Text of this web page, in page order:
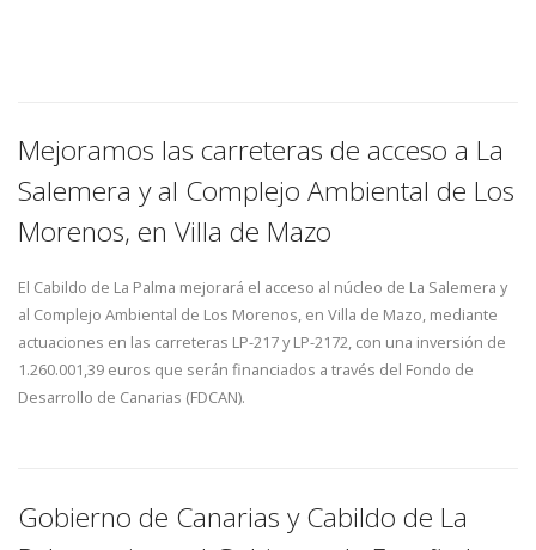
Mejoramos las carreteras de acceso a La
Salemera y al Complejo Ambiental de Los
Morenos, en Villa de Mazo
El Cabildo de La Palma mejorará el acceso al núcleo de La Salemera y
al Complejo Ambiental de Los Morenos, en Villa de Mazo, mediante
actuaciones en las carreteras LP-217 y LP-2172, con una inversión de
1.260.001,39 euros que serán financiados a través del Fondo de
Desarrollo de Canarias (FDCAN).
Gobierno de Canarias y Cabildo de La